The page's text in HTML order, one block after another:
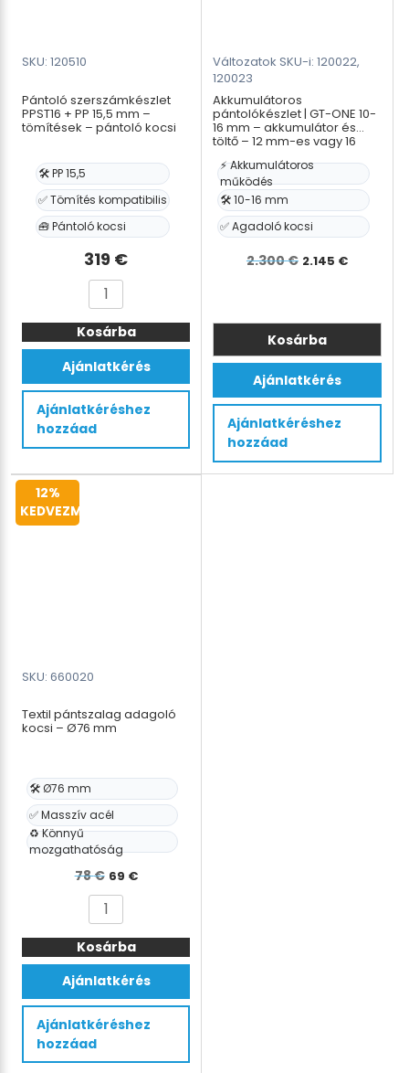
SKU: 120510
Pántoló szerszámkészlet
PPST16 + PP 15,5 mm –
tömítések – pántoló kocsi
🛠️ PP 15,5
✅ Tömítés kompatibilis
🧰 Pántoló kocsi
319 €
Pántoló
szerszámkészlet
PPST16
+
PP
15,5
mm
-
Kosárba
Ajánlatkérés
Ajánlatkéréshez
hozzáad
Változatok SKU-i: 120022,
120023
Akkumulátoros
pántolókészlet | GT-ONE 10-
16 mm – akkumulátor és
töltő – 12 mm-es vagy 16
agadoló kocsi
⚡ Akkumulátoros
működés
🛠️ 10-16 mm
✅ Agadoló kocsi
2.300€ Det
var:
2.300 €.
2.145 €Det
2.145
Kosárba
Ennek
terméknek
több
variációja
van.
Ajánlatkérés
Ajánlatkéréshez
hozzáad
12%
KEDVEZMÉNY
SKU: 660020
Textil pántszalag adagoló
kocsi – Ø76 mm
🛠️ Ø76 mm
✅ Masszív acél
♻️ Könnyű
mozgathatóság
78€ Det
ursprungliga
priset
var:
78 €.
69 €Det
69 €.
Textil
pántszalag
adagoló
kocsi
-
Ø76
mm
mennyiség
Kosárba
Ajánlatkérés
Ajánlatkéréshez
hozzáad